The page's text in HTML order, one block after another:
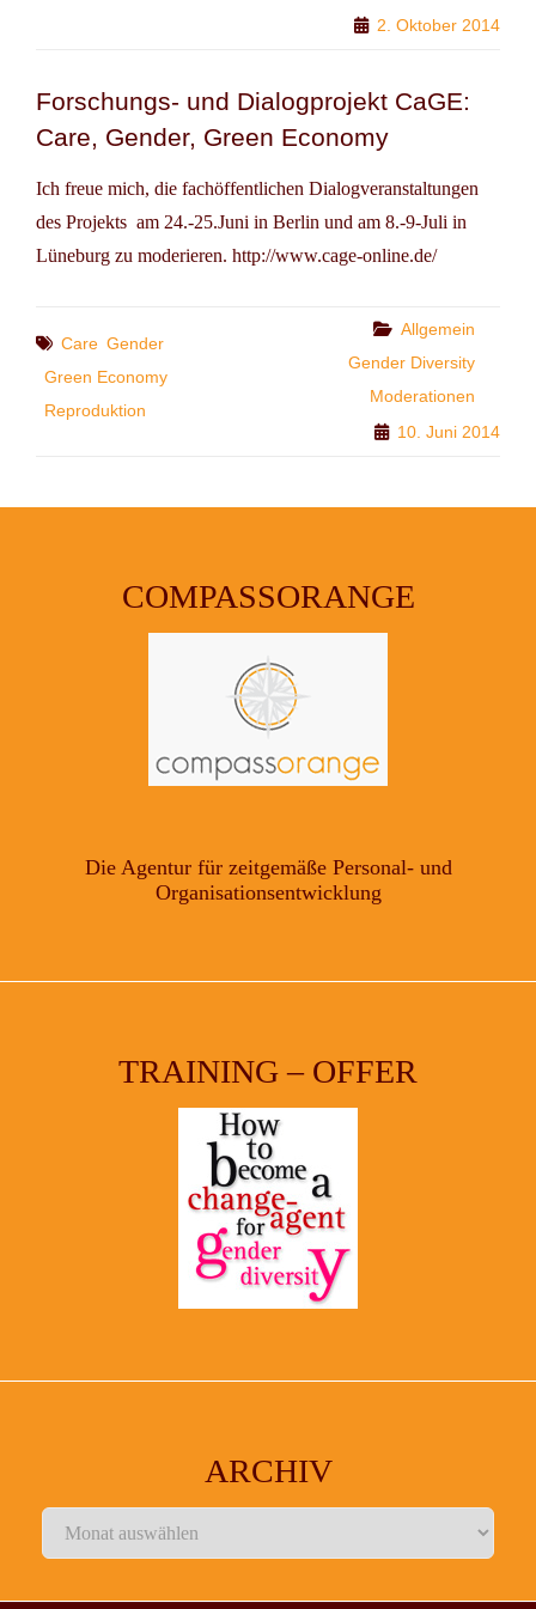
2. Oktober 2014
Forschungs- und Dialogprojekt CaGE:
Care, Gender, Green Economy
Ich freue mich, die fachöffentlichen Dialogveranstaltungen
des Projekts am 24.-25.Juni in Berlin und am 8.-9-Juli in
Lüneburg zu moderieren. http://www.cage-online.de/
Tags
Care Gender
Green Economy
Reproduktion
Categories
Allgemein
Gender Diversity
Moderationen
10. Juni 2014
COMPASSORANGE
Die Agentur für zeitgemäße Personal- und
Organisationsentwicklung
TRAINING – OFFER
ARCHIV
Archiv